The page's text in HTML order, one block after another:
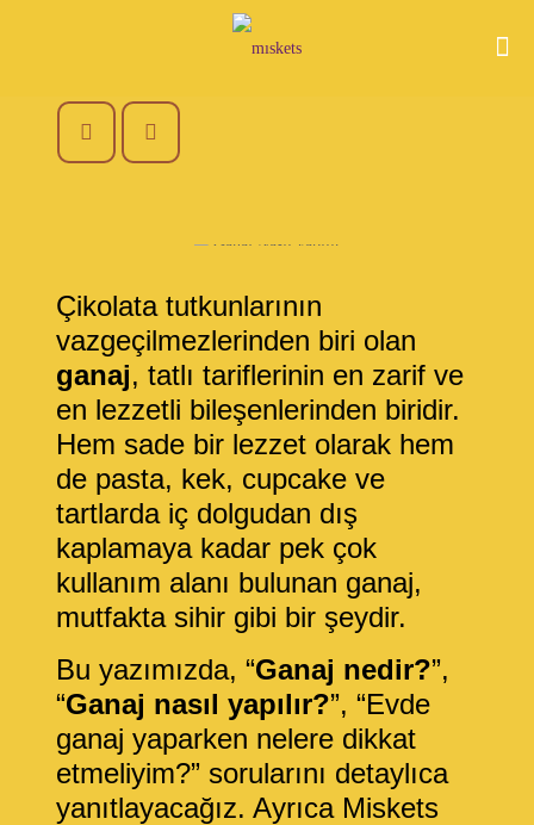
Çikolata tutkunlarının
vazgeçilmezlerinden biri olan
ganaj, tatlı tariflerinin en zarif ve
en lezzetli bileşenlerinden biridir.
Hem sade bir lezzet olarak hem
de pasta, kek, cupcake ve
tartlarda iç dolgudan dış
kaplamaya kadar pek çok
kullanım alanı bulunan ganaj,
mutfakta sihir gibi bir şeydir.
Bu yazımızda, “Ganaj nedir?”,
“Ganaj nasıl yapılır?”, “Evde
ganaj yaparken nelere dikkat
etmeliyim?” sorularını detaylıca
yanıtlayacağız. Ayrıca Miskets